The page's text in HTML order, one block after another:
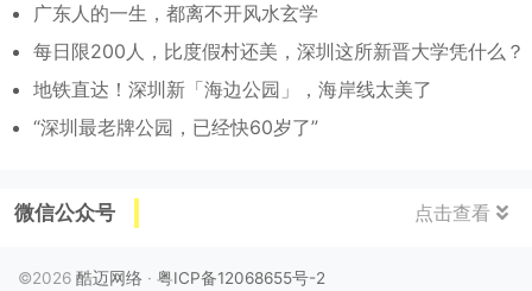
广东人的一生，都离不开风水玄学
每日限200人，比度假村还美，深圳这所新晋大学凭什么？
地铁直达！深圳新「海边公园」，海岸线太美了
“深圳最老牌公园，已经快60岁了”
微信公众号 点击查看
©2026 酷迈网络 · 粤ICP备12068655号-2